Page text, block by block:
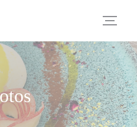
matière de cookies